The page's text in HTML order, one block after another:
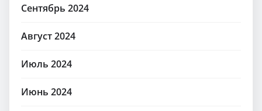
Сентябрь 2024
Август 2024
Июль 2024
Июнь 2024